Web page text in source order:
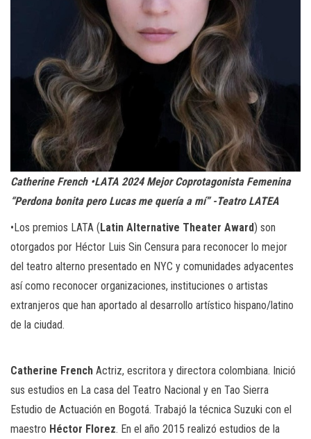
Catherine French •LATA 2024 Mejor Coprotagonista Femenina
“Perdona bonita pero Lucas me quería a mí” -Teatro LATEA
•Los premios LATA (Latin Alternative Theater Award) son
otorgados por Héctor Luis Sin Censura para reconocer lo mejor
del teatro alterno presentado en NYC y comunidades adyacentes
así como reconocer organizaciones, instituciones o artistas
extranjeros que han aportado al desarrollo artístico hispano/latino
de la ciudad.
Catherine French Actriz, escritora y directora colombiana. Inició
sus estudios en La casa del Teatro Nacional y en Tao Sierra
Estudio de Actuación en Bogotá. Trabajó la técnica Suzuki con el
maestro Héctor Florez. En el año 2015 realizó estudios de la